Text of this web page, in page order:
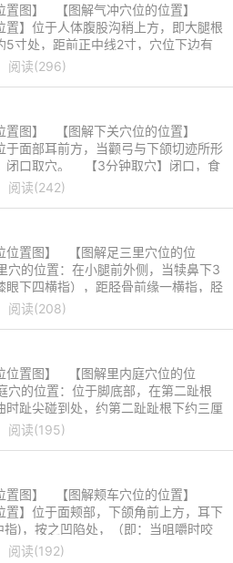
置图】 【图解气冲穴位的位置】
置】位于人体腹股沟稍上方，即大腿根
5寸处，距前正中线2寸，穴位下边有
脉，即腹股沟动脉。&nb
阅读(296)
置图】 【图解下关穴位的位置】
于面部耳前方，当颧弓与下颌切迹所形
闭口取穴。 【3分钟取穴】闭口，食
，食
阅读(242)
位置图】 【图解足三里穴位的位
的位置：在小腿前外侧，当犊鼻下3
眼下四横指），距胫骨前缘一横指，胫
&阅读(208)
位置图】 【图解里内庭穴位的位
的位置：位于脚底部，在第二趾根
时趾尖碰到处，约第二趾趾根下约三厘
阅读(195)
置图】 【图解颊车穴位的位置】
置】位于面颊部，下颌角前上方，耳下
指)，按之凹陷处，（即：当咀嚼时咬
处）左右各一。取该穴
阅读(192)